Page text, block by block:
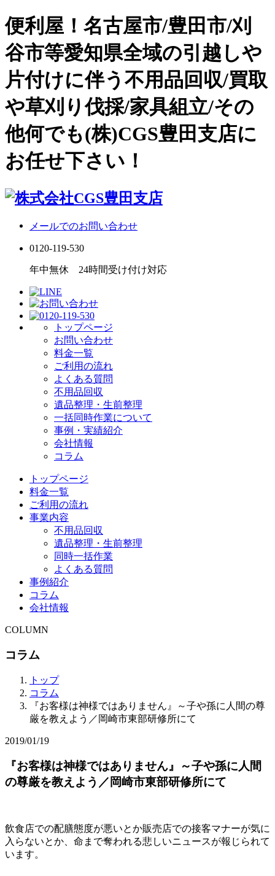
便利屋！名古屋市/豊田市/刈
谷市等愛知県全域の引越しや
片付けに伴う不用品回収/買取
や草刈り伐採/家具組立/その
他何でも(株)CGS豊田支店に
お任せ下さい！
メールでのお問い合わせ
0120-119-530
年中無休 24時間受け付け対応
トップページ
お問い合わせ
料金一覧
ご利用の流れ
よくある質問
不用品回収
遺品整理・生前整理
一括同時作業について
事例・実績紹介
会社情報
コラム
トップページ
料金一覧
ご利用の流れ
事業内容
不用品回収
遺品整理・生前整理
同時一括作業
よくある質問
事例紹介
コラム
会社情報
COLUMN
コラム
トップ
コラム
『お客様は神様ではありません』～子や孫に人間の尊
厳を教えよう／岡崎市東部研修所にて
2019/01/19
『お客様は神様ではありません』～子や孫に人間
の尊厳を教えよう／岡崎市東部研修所にて
飲食店での配膳態度が悪いとか販売店での接客マナーが気に
入らないとか、命まで奪われる悲しいニュースが報じられて
います。